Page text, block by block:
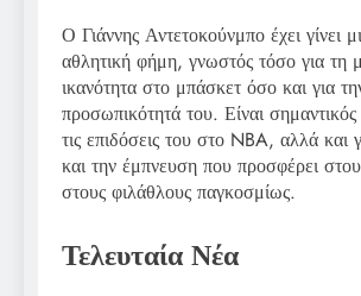
Ο Γιάννης Αντετοκούνμπο έχει γίνει
αθλητική φήμη, γνωστός τόσο για τη
ικανότητα στο μπάσκετ όσο και για
προσωπικότητά του. Είναι
τις επιδόσεις του στο NBA, αλλά και
και την έμπνευση που προσφέρει
στους φιλάθλους παγκοσμίως.
Τελευταία Νέα